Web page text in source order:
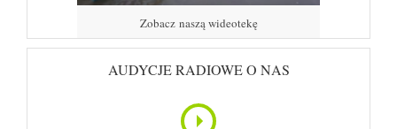
Zobacz naszą wideotekę
AUDYCJE RADIOWE O NAS